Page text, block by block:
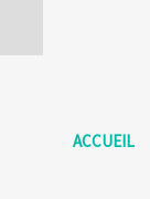
ACCUEIL